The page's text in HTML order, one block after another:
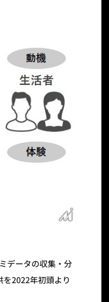
データの収集・分
2022年初頭より